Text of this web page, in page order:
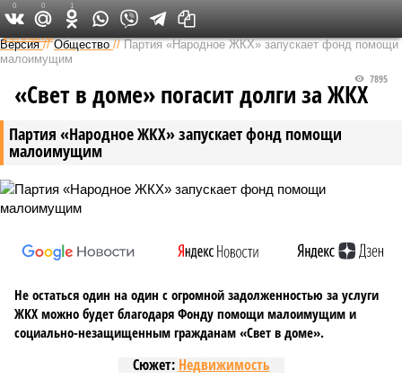
Федеральный выпуск
Версия //Общество //Партия «Народное ЖКХ» запускает фонд помощи
малоимущим
Партия «Народное ЖКХ» запускает фонд помощи
малоимущим
7895
«Свет в доме» погасит долги за ЖКХ
Не остаться один на один с огромной задолженностью за услуги
ЖКХ можно будет благодаря Фонду помощи малоимущим и
социально-незащищенным гражданам «Свет в доме».
Сюжет: Недвижимость
0 0 1